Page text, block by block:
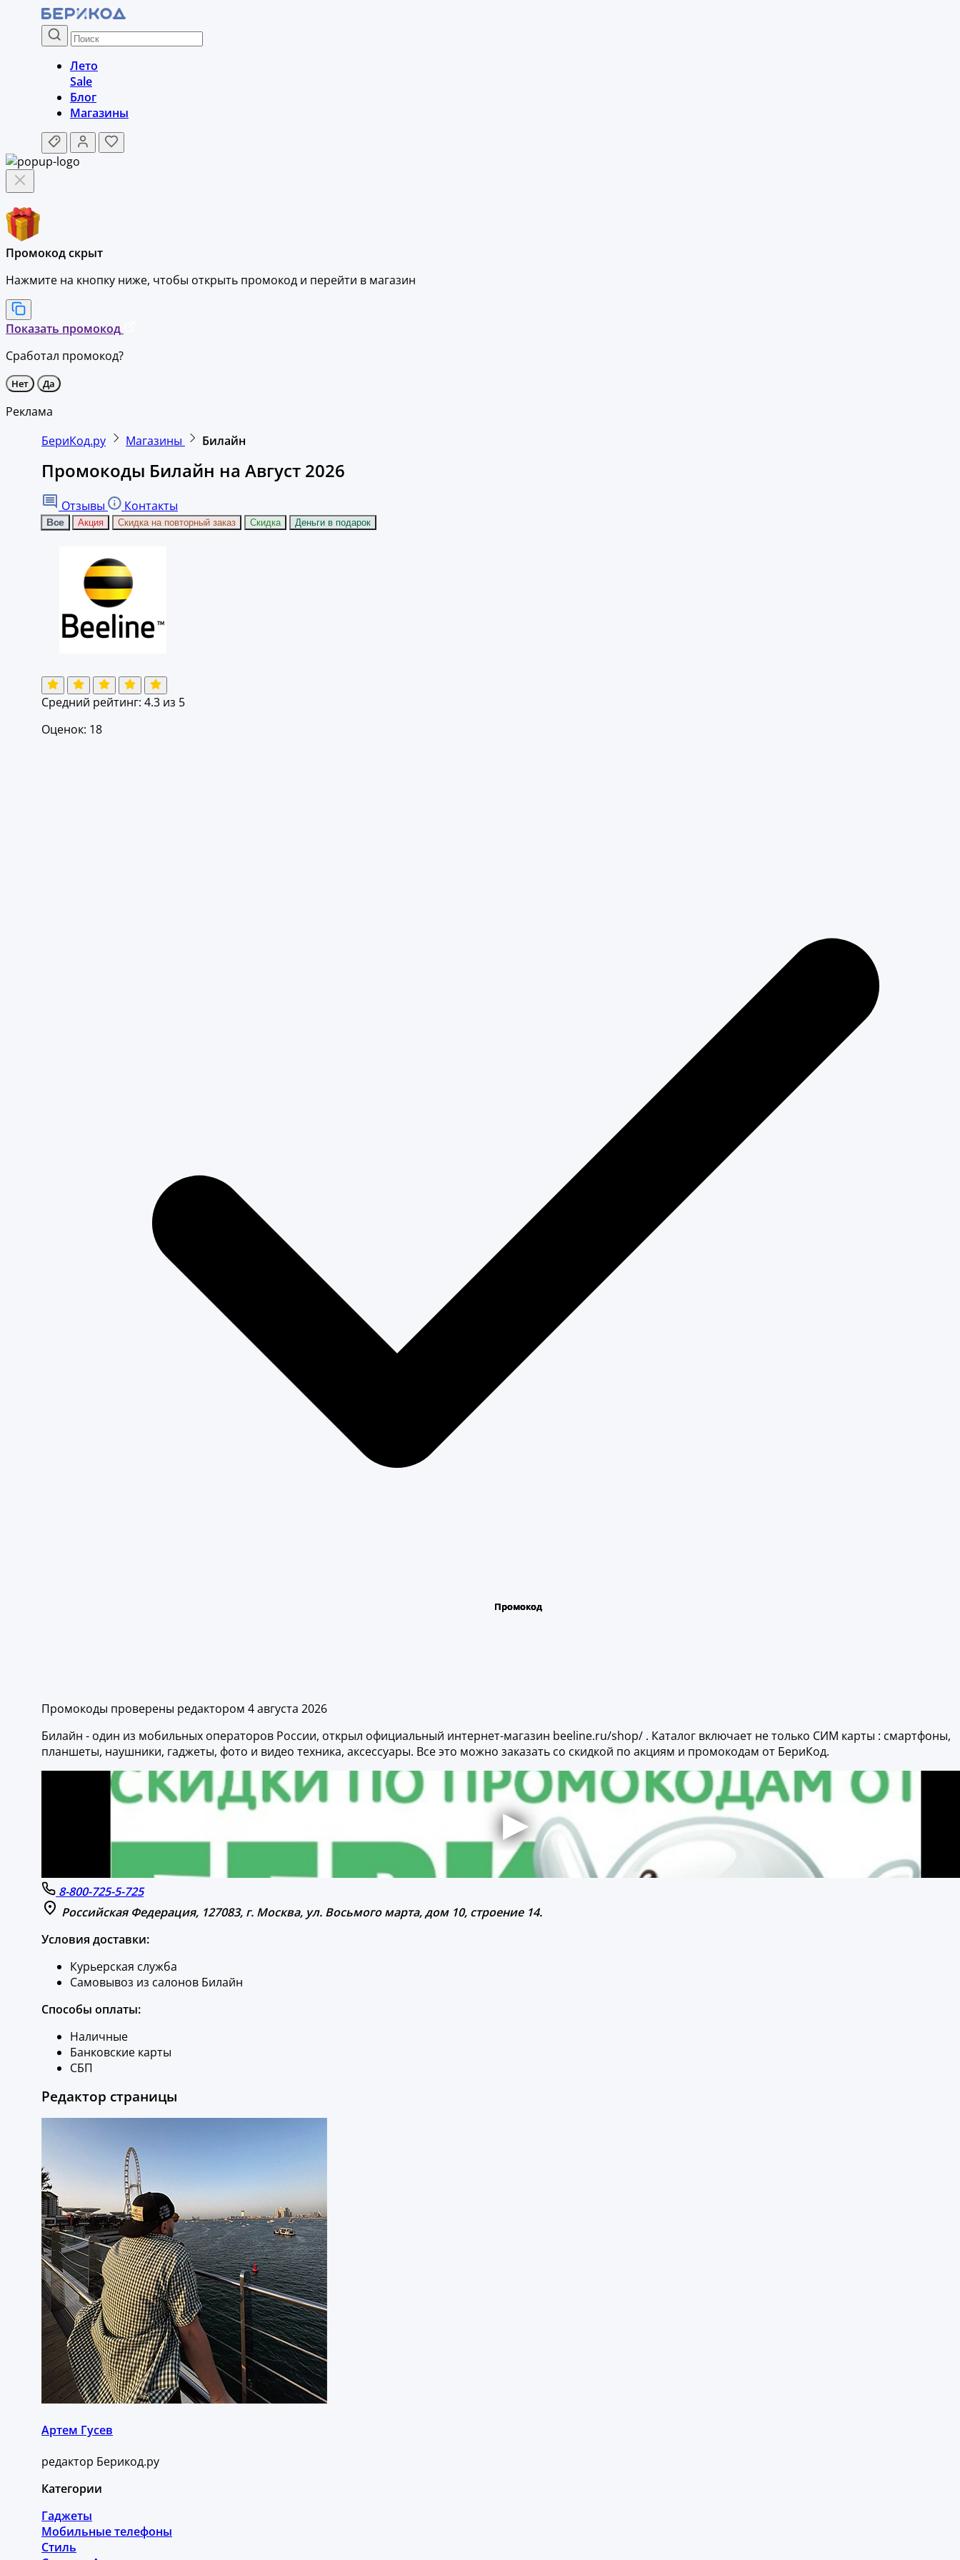
Лето
Sale
Блог
Магазины
Промокод скрыт
Нажмите на кнопку ниже, чтобы открыть промокод и перейти в магазин
Показать промокод
Сработал промокод?
Нет Да
Реклама
БериКод.ру
Магазины Билайн
Промокоды Билайн на Август 2026
Отзывы Контакты
Все Акция Скидка на повторный заказ Скидка Деньги в подарок
Средний рейтинг: 4.3 из 5
Оценок: 18
Промокоды проверены редактором 4 августа 2026
Билайн - один из мобильных операторов России, открыл официальный интернет-магазин beeline.ru/shop/ . Каталог включает не только СИМ карты : смартфоны,
планшеты, наушники, гаджеты, фото и видео техника, аксессуары. Все это можно заказать со скидкой по акциям и промокодам от БериКод.
8-800-725-5-725
Российская Федерация, 127083, г. Москва, ул. Восьмого марта, дом 10, строение 14.
Условия доставки:
Курьерская служба
Самовывоз из салонов Билайн
Способы оплаты:
Наличные
Банковские карты
СБП
Редактор страницы
Артем Гусев
редактор Берикод.ру
Категории
Гаджеты
Мобильные телефоны
Стиль